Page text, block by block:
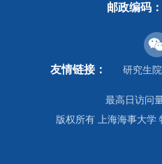
邮政编码：
友情链接： 研究生院
最高日访问
版权所有 上海海事大学